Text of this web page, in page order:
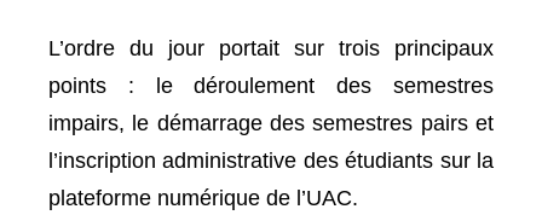
L’ordre du jour portait sur trois principaux
points : le déroulement des semestres
impairs, le démarrage des semestres pairs et
l’inscription administrative des étudiants sur la
plateforme numérique de l’UAC.